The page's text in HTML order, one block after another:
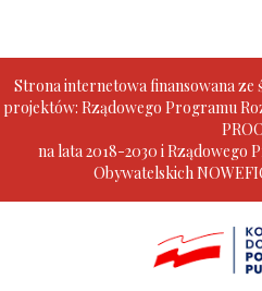
Strona internetowa finansowana
projektów: Rządowego Programu
na lata 2018-2030 i Rządowego
Obywatelskich